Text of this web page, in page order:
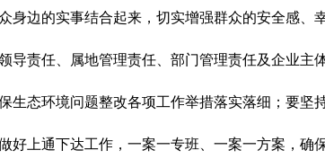
身边的实事结合起来，切实增强群众的安全感、
导责任、属地管理责任、部门管理责任及企业主
生态环境问题整改各项工作举措落实落细；要坚
好上通下达工作，一案一专班、一案一方案，确